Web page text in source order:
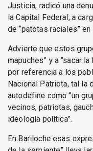
Justicia, radicó una
la Capital Federal, a
de “patotas raciales”
Advierte que estos
mapuches” y a “sacar
por referencia a los
Nacional Patriota, tal la
autodefine como “un
vecinos, patriotas,
ideología política”.
En Bariloche esas